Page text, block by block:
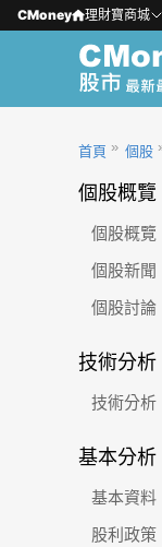
CMoney 理財寶商城
首頁 個股
個股概覽
個股概覽
個股新聞
個股討論
技術分析
技術分析
基本分析
基本資料
股利政策